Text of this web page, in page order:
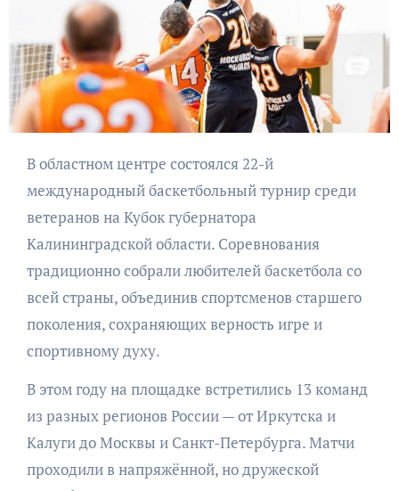
В областном центре состоялся 22-й
международный баскетбольный турнир среди
ветеранов на Кубок губернатора
Калининградской области. Соревнования
традиционно собрали любителей баскетбола со
всей страны, объединив спортсменов старшего
поколения, сохраняющих верность игре и
спортивному духу.
В этом году на площадке встретились 13 команд
из разных регионов России — от Иркутска и
Калуги до Москвы и Санкт-Петербурга. Матчи
проходили в напряжённой, но дружеской